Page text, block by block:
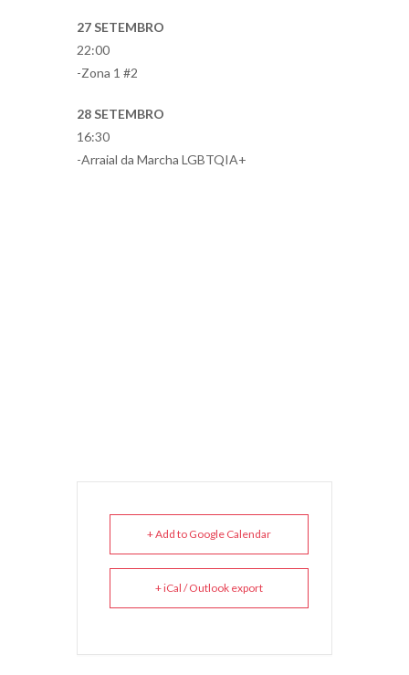
27 SETEMBRO
22:00
-Zona 1 #2
28 SETEMBRO
16:30
-Arraial da Marcha LGBTQIA+
+ Add to Google Calendar
+ iCal / Outlook export